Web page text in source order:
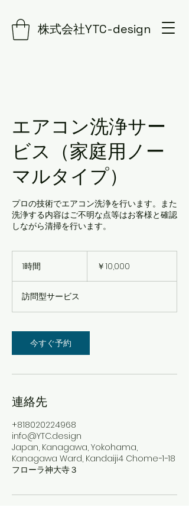
株式会社YTC-design
エアコン洗浄サー
ビス（家庭用ノー
マルタイプ）
プロの技術でエアコン洗浄を行います。また
洗浄する内容はご不明な点等はお客様と確認
しながら清掃を行います。
1時間 ￥10,000
訪問型サービス
今すぐ予約
連絡先
+818020224968
info@YTC.design
Japan, Kanagawa, Yokohama,
Kanagawa Ward, Kandaiji4 Chome−1−18
フローラ神大寺３